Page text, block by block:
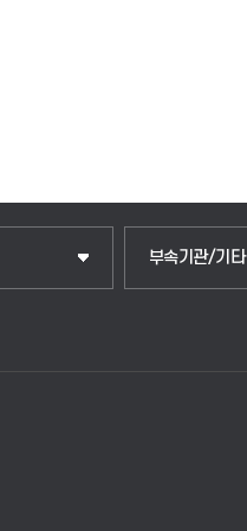
부속기관/기타